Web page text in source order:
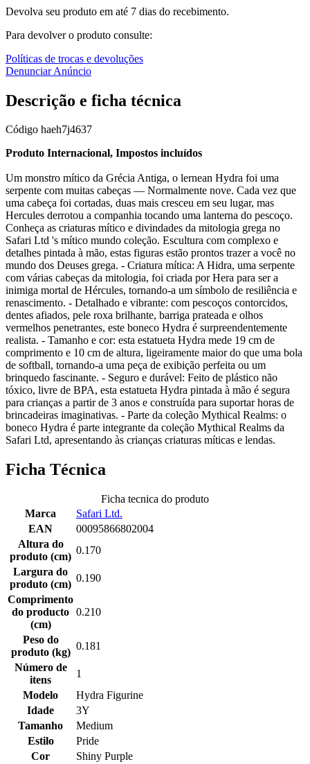
Devolva seu produto em até 7 dias do recebimento.
Para devolver o produto consulte:
Políticas de trocas e devoluções
Denunciar Anúncio
Descrição e ficha técnica
Código haeh7j4637
Produto Internacional, Impostos incluídos
Um monstro mítico da Grécia Antiga, o lernean Hydra foi uma
serpente com muitas cabeças — Normalmente nove. Cada vez que
uma cabeça foi cortadas, duas mais cresceu em seu lugar, mas
Hercules derrotou a companhia tocando uma lanterna do pescoço.
Conheça as criaturas mítico e divindades da mitologia grega no
Safari Ltd 's mítico mundo coleção. Escultura com complexo e
detalhes pintada à mão, estas figuras estão prontos trazer a você no
mundo dos Deuses grega. - Criatura mítica: A Hidra, uma serpente
com várias cabeças da mitologia, foi criada por Hera para ser a
inimiga mortal de Hércules, tornando-a um símbolo de resiliência e
renascimento. - Detalhado e vibrante: com pescoços contorcidos,
dentes afiados, pele roxa brilhante, barriga prateada e olhos
vermelhos penetrantes, este boneco Hydra é surpreendentemente
realista. - Tamanho e cor: esta estatueta Hydra mede 19 cm de
comprimento e 10 cm de altura, ligeiramente maior do que uma bola
de softball, tornando-a uma peça de exibição perfeita ou um
brinquedo fascinante. - Seguro e durável: Feito de plástico não
tóxico, livre de BPA, esta estatueta Hydra pintada à mão é segura
para crianças a partir de 3 anos e construída para suportar horas de
brincadeiras imaginativas. - Parte da coleção Mythical Realms: o
boneco Hydra é parte integrante da coleção Mythical Realms da
Safari Ltd, apresentando às crianças criaturas míticas e lendas.
Ficha Técnica
Ficha tecnica do produto
Marca
Safari Ltd.
EAN
00095866802004
Altura do
produto (cm)
0.170
Largura do
produto (cm)
0.190
Comprimento
do producto
(cm)
0.210
Peso do
produto (kg)
0.181
Número de
itens
1
Modelo
Hydra Figurine
Idade
3Y
Tamanho
Medium
Estilo
Pride
Cor
Shiny Purple